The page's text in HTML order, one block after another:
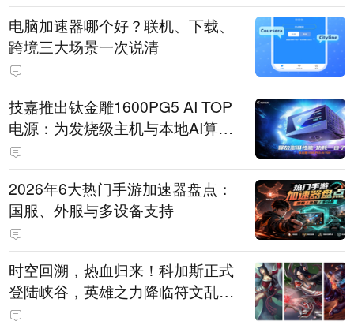
电脑加速器哪个好？联机、下载、
跨境三大场景一次说清
技嘉推出钛金雕1600PG5 AI TOP
电源：为发烧级主机与本地AI算力
打造旗舰供电方案
2026年6大热门手游加速器盘点：
国服、外服与多设备支持
时空回溯，热血归来！科加斯正式
登陆峡谷，英雄之力降临符文乱
斗！